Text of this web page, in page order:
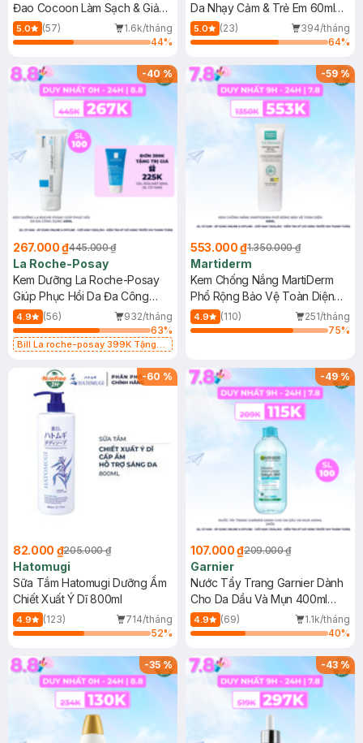
Đao Cocoon Làm Sạch & Giảm
Dầu 500ml
5.0 (57)
1.6k/tháng
44%
Da Nhạy Cảm & Trẻ Em 60ml
(Mới)
5.0 (23)
394/tháng
64%
-40%
267.000 ₫445.000 ₫
La Roche-Posay
Kem Dưỡng La Roche-Posay
Giúp Phục Hồi Da Đa Công
Dụng 40ml
4.9 (56)
932/tháng
63%
Bill La roche-posay 399K Tặng
(SL có hạn)
-59%
553.000 ₫1.350.000 ₫
Martiderm
Kem Chống Nắng MartiDerm
Phổ Rộng Bảo Vệ Toàn Diện
40ml
4.9 (110)
251/tháng
75%
-60 %
82.000 ₫205.000 ₫
Hatomugi
Sữa Tắm Hatomugi Dưỡng Ẩm
Chiết Xuất Ý Dĩ 800ml
4.9 (123)
714/tháng
52%
-49%
107.000 ₫209.000 ₫
Garnier
Nước Tẩy Trang Garnier Dành
Cho Da Dầu Và Mụn 400ml
(Mới)
4.9 (69)
1.1k/tháng
40%
-35% -43%